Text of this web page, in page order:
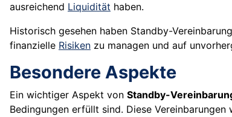
ausreichend Liquidität haben.
Historisch gesehen haben Standby-
finanzielle Risiken zu managen und auf
Besondere Aspekte
Ein wichtiger Aspekt von Standby-
Bedingungen erfüllt sind. Diese